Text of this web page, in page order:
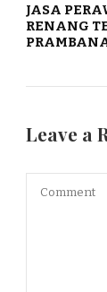
JASA
RENANG
Leave a